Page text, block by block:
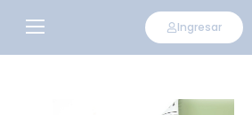
Ingresar